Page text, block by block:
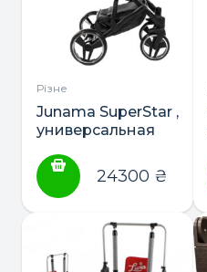
Різне
Junama SuperStar ,
универсальная
24300 ₴